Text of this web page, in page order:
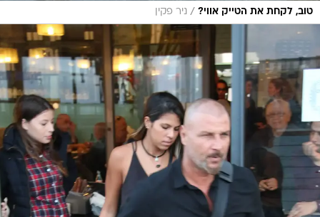
טוב, לקחת את הטייק אווי? / ניר פקין